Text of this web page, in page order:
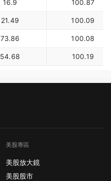
16.9 100.87
21.49 100.09
73.86 100.08
54.68 100.19
美股專區
美股放大鏡
美股股市